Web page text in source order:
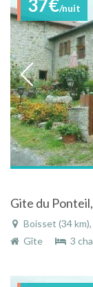
37€/nuit
Boisset (34 km),
Gîte
3